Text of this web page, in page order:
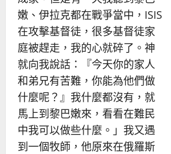
嫩、伊拉克都在戰爭當中，ISIS
在攻擊基督徒，很多基督徒家
庭被趕走，我的心就碎了。神
就向我說話：『今天你的家人
和弟兄有苦難，你能為他們做
什麼呢？』我什麼都沒有，就
馬上到黎巴嫩來，看看在難民
中我可以做些什麼。」我又遇
到一個牧師，他原來在俄羅斯